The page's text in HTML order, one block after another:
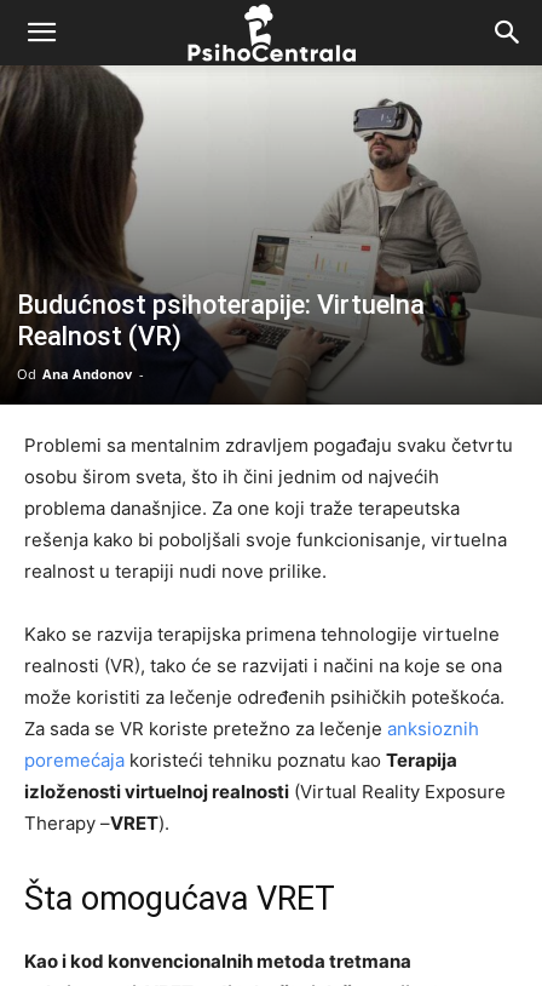
Budućnost psihoterapije: Virtuelna
Realnost (VR)
Od Ana Andonov -
Problemi sa mentalnim zdravljem pogađaju svaku četvrtu
osobu širom sveta, što ih čini jednim od najvećih
problema današnjice. Za one koji traže terapeutska
rešenja kako bi poboljšali svoje funkcionisanje, virtuelna
realnost u terapiji nudi nove prilike.
Kako se razvija terapijska primena tehnologije virtuelne
realnosti (VR), tako će se razvijati i načini na koje se ona
može koristiti za lečenje određenih psihičkih poteškoća.
Za sada se VR koriste pretežno za lečenje anksioznih
poremećaja koristeći tehniku poznatu kao Terapija
izloženosti virtuelnoj realnosti (Virtual Reality Exposure
Therapy –VRET).
Šta omogućava VRET
Kao i kod konvencionalnih metoda tretmana